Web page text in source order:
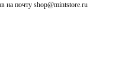
на почту shop@mintstore.ru